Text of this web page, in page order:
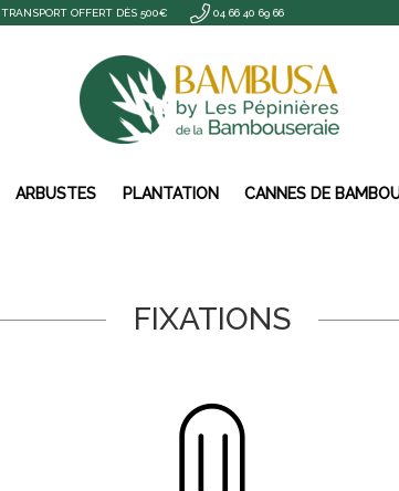
ARBUSTES PLANTATION CANNES DE
FIXATIONS
TRANSPORT OFFERT DÈS 500€ 04 66 40 69 66